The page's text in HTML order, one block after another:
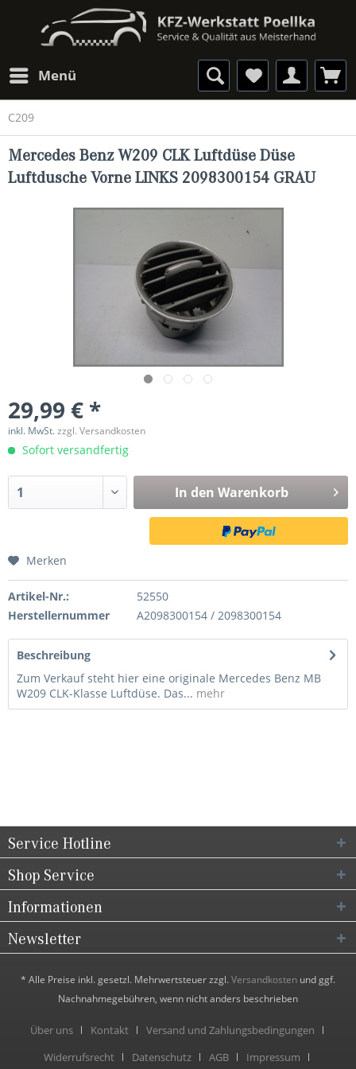
Menü
C209
Mercedes Benz W209 CLK Luftdüse Düse
Luftdusche Vorne LINKS 2098300154 GRAU
29,99 € *
inkl. MwSt.zzgl. Versandkosten
Sofort versandfertig
In den Warenkorb
Merken
Artikel-Nr.:
52550
Herstellernummer
A2098300154 / 2098300154
Beschreibung
Zum Verkauf steht hier eine originale Mercedes Benz MB
W209 CLK-Klasse Luftdüse. Das... mehr
Service Hotline
Shop Service
Informationen
Newsletter
* Alle Preise inkl. gesetzl. Mehrwertsteuer zzgl.Versandkosten und ggf.
Nachnahmegebühren, wenn nicht anders beschrieben
Über uns Kontakt
Versand und Zahlungsbedingungen
Widerrufsrecht
Datenschutz AGB Impressum